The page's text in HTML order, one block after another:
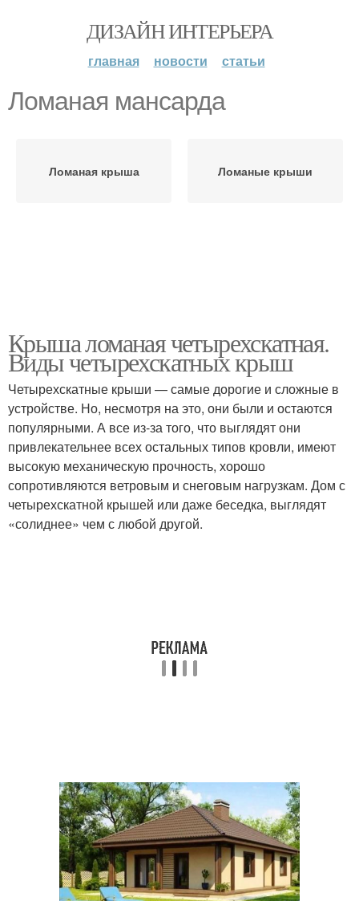
ДИЗАЙН ИНТЕРЬЕРА
главная новости статьи
Ломаная мансарда
Ломаная крыша Ломаные крыши
Крыша ломаная четырехскатная.
Виды четырехскатных крыш
Четырехскатные крыши — самые дорогие и сложные в
устройстве. Но, несмотря на это, они были и остаются
популярными. А все из-за того, что выглядят они
привлекательнее всех остальных типов кровли, имеют
высокую механическую прочность, хорошо
сопротивляются ветровым и снеговым нагрузкам. Дом с
четырехскатной крышей или даже беседка, выглядят
«солиднее» чем с любой другой.